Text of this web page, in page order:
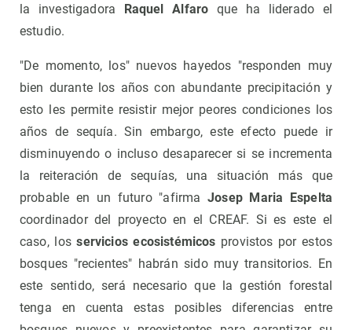
la investigadora Raquel Alfaro que ha liderado el
estudio.
"De momento, los" nuevos hayedos "responden muy
bien durante los años con abundante precipitación y
esto les permite resistir mejor peores condiciones los
años de sequía. Sin embargo, este efecto puede ir
disminuyendo o incluso desaparecer si se incrementa
la reiteración de sequías, una situación más que
probable en un futuro "afirmaJosep Maria Espelta
coordinador del proyecto en el CREAF. Si es este el
caso, losservicios ecosistémicos provistos por estos
bosques "recientes" habrán sido muy transitorios. En
este sentido, será necesario que la gestión forestal
tenga en cuenta estas posibles diferencias entre